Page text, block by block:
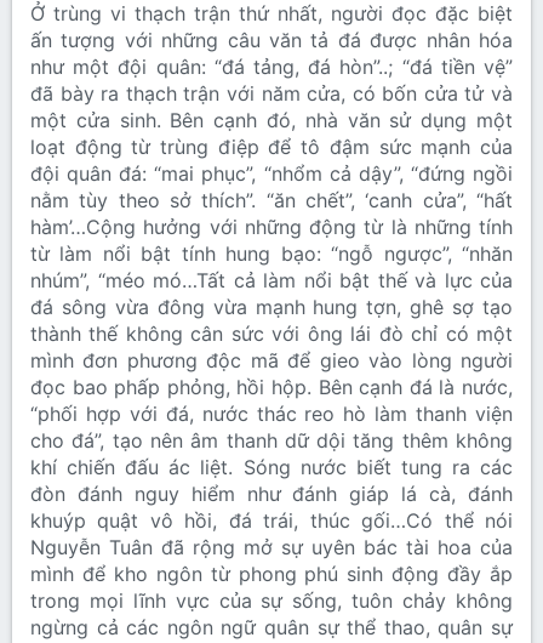
Ở trùng vi thạch trận thứ nhất, người đọc đặc biệt
ấn tượng với những câu văn tả đá được nhân hóa
như một đội quân: “đá tảng, đá hòn”..; “đá tiền vệ”
đã bày ra thạch trận với năm cửa, có bốn cửa tử và
một cửa sinh. Bên cạnh đó, nhà văn sử dụng một
loạt động từ trùng điệp để tô đậm sức mạnh của
đội quân đá: “mai phục”, “nhổm cả dậy”, “đứng ngồi
nằm tùy theo sở thích”. “ăn chết”, ‘canh cửa”, “hất
hàm’…Cộng hưởng với những động từ là những tính
từ làm nổi bật tính hung bạo: “ngỗ ngược”, “nhăn
nhúm”, “méo mó…Tất cả làm nổi bật thế và lực của
đá sông vừa đông vừa mạnh hung tợn, ghê sợ tạo
thành thế không cân sức với ông lái đò chỉ có một
mình đơn phương độc mã để gieo vào lòng người
đọc bao phấp phỏng, hồi hộp. Bên cạnh đá là nước,
“phối hợp với đá, nước thác reo hò làm thanh viện
cho đá”, tạo nên âm thanh dữ dội tăng thêm không
khí chiến đấu ác liệt. Sóng nước biết tung ra các
đòn đánh nguy hiểm như đánh giáp lá cà, đánh
khuýp quật vô hồi, đá trái, thúc gối…Có thể nói
Nguyễn Tuân đã rộng mở sự uyên bác tài hoa của
mình để kho ngôn từ phong phú sinh động đầy ắp
trong mọi lĩnh vực của sự sống, tuôn chảy không
ngừng cả các ngôn ngữ quân sự thể thao, quân sự